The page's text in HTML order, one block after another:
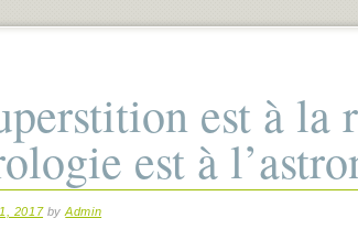
est à la
est à
2017 byAdmin